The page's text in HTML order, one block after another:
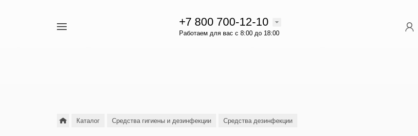
+7 800 700-12-10
Работаем для вас с 8:00 до 18:00
Каталог Средства гигиены и дезинфекции Средства дезинфекции